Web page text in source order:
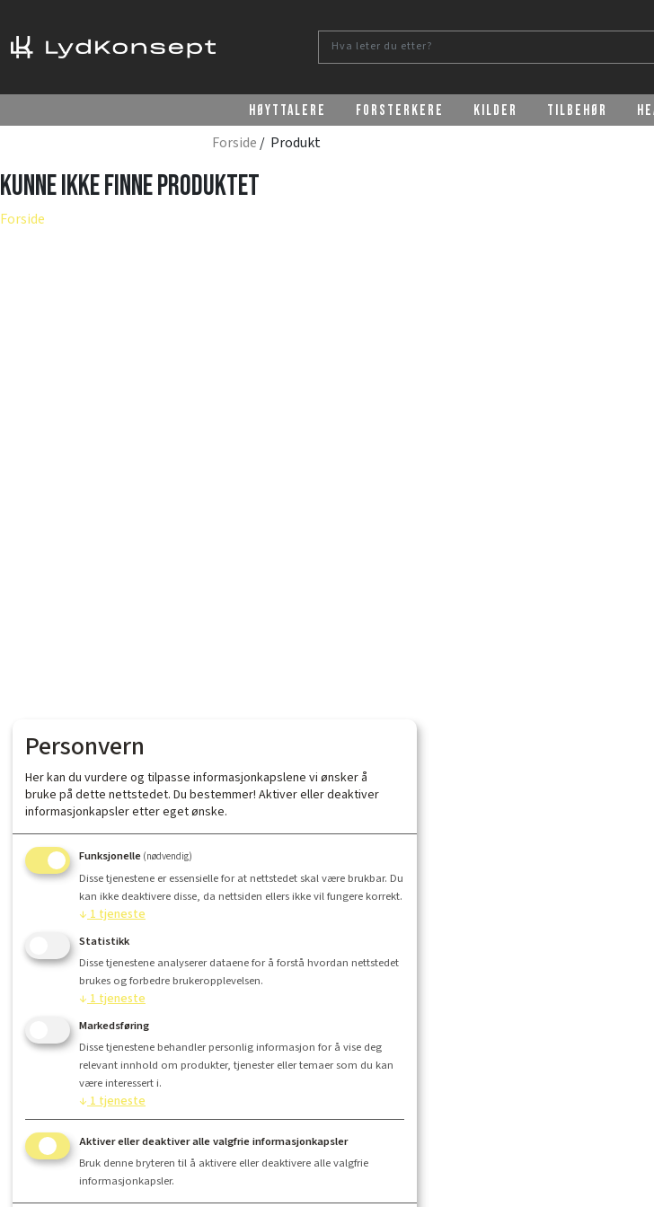
Høyttalere Forsterkere Kilder Tilbehør
Forside / Produkt
Kunne ikke finne produktet
Forside
Personvern
Her kan du vurdere og tilpasse informasjonkapslene vi ønsker å
bruke på dette nettstedet. Du bestemmer! Aktiver eller deaktiver
informasjonkapsler etter eget ønske.
Funksjonelle (nødvendig)
Disse tjenestene er essensielle for at nettstedet skal være brukbar. Du
kan ikke deaktivere disse, da nettsiden ellers ikke vil fungere korrekt.
↓ 1tjeneste
Statistikk
Disse tjenestene analyserer dataene for å forstå hvordan nettstedet
brukes og forbedre brukeropplevelsen.
↓ 1tjeneste
Markedsføring
Disse tjenestene behandler personlig informasjon for å vise deg
relevant innhold om produkter, tjenester eller temaer som du kan
være interessert i.
↓ 1tjeneste
Aktiver eller deaktiver alle valgfrie informasjonkapsler
Bruk denne bryteren til å aktivere eller deaktivere alle valgfrie
informasjonkapsler.